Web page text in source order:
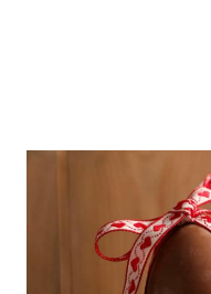
News Cinema
News Musica
News Spettacolo